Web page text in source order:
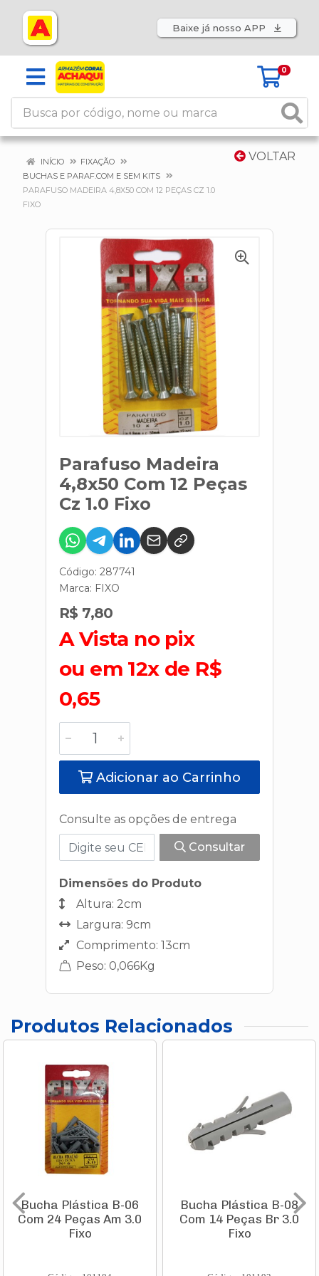
Baixe já nosso APP
0
VOLTAR
INÍCIO
FIXAÇÃO
BUCHAS E PARAF.COM E SEM KITS
PARAFUSO MADEIRA 4,8X50 COM 12 PEÇAS CZ 1.0
FIXO
Parafuso Madeira
4,8x50 Com 12 Peças
Cz 1.0 Fixo
Código: 287741
Marca: FIXO
R$ 7,80
A Vista no pix
ou em 12x de R$
0,65
Adicionar ao Carrinho
Consulte as opções de entrega
Consultar
Dimensões do Produto
Altura: 2cm
Largura: 9cm
Comprimento: 13cm
Peso: 0,066Kg
Produtos Relacionados
Bucha Plástica B-06
Com 24 Peças Am 3.0
Fixo
Bucha Plástica B-08
Com 14 Peças Br 3.0
Fixo